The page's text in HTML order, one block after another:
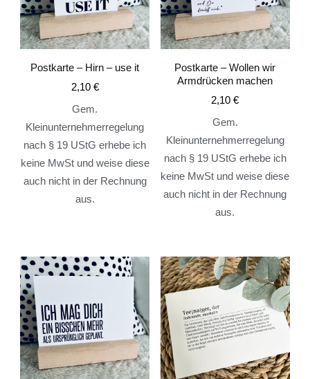
Postkarte – Hirn – use it
2,10 €
Gem.
Kleinunternehmerregelung
nach § 19 UStG erhebe ich
keine MwSt und weise diese
auch nicht in der Rechnung
aus.
Postkarte – Wollen wir
Armdrücken machen
2,10€
Gem.
Kleinunternehmerregelung
nach § 19 UStG erhebe ich
keine MwSt und weise diese
auch nicht in der Rechnung
aus.